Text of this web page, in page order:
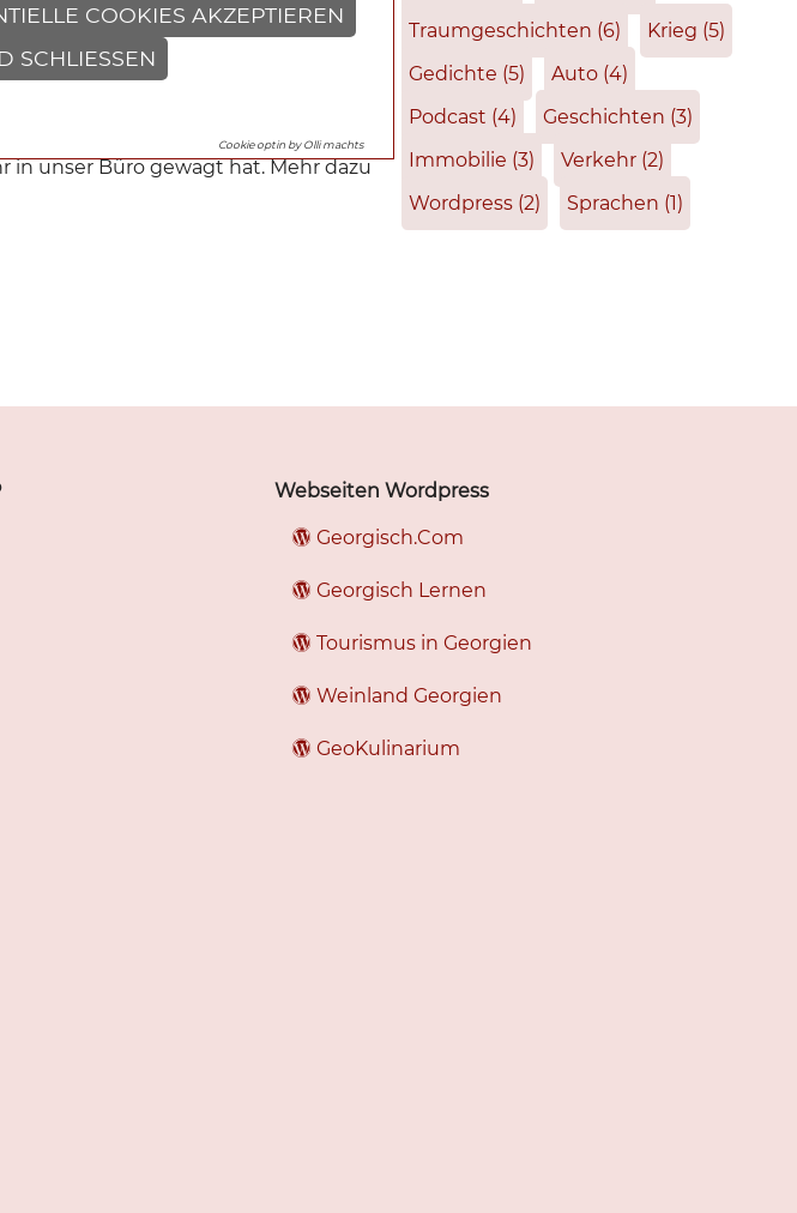
wieder und ihre erste Erinnerung
zu steigern. Denn durch
in unser Büro gewagt hat. Mehr dazu
Traumgeschichten (6) Krieg (5)
Gedichte (5) Auto (4)
Podcast (4) Geschichten (3)
Immobilie (3) Verkehr (2)
Wordpress (2) Sprachen (1)
Webseiten Wordpress
Georgisch.Com
Georgisch Lernen
Tourismus in Georgien
Weinland Georgien
GeoKulinarium
COOKIES AKZEPTIEREN
Cookie optin by Olli machts